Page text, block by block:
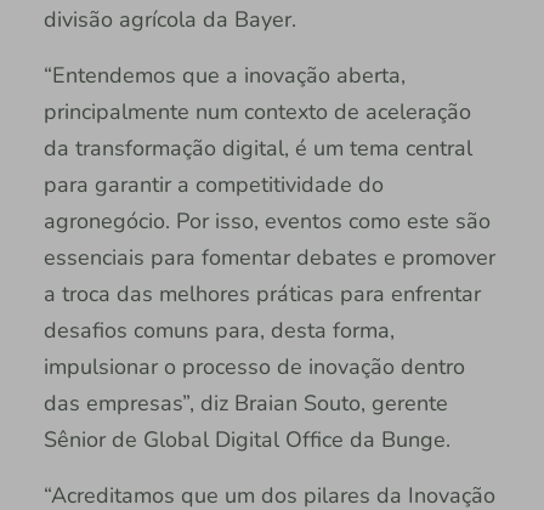
divisão agrícola da Bayer.
“Entendemos que a inovação aberta,
principalmente num contexto de aceleração
da transformação digital, é um tema central
para garantir a competitividade do
agronegócio. Por isso, eventos como este são
essenciais para fomentar debates e promover
a troca das melhores práticas para enfrentar
desafios comuns para, desta forma,
impulsionar o processo de inovação dentro
das empresas”, diz Braian Souto, gerente
Sênior de Global Digital Office da Bunge.
“Acreditamos que um dos pilares da Inovação